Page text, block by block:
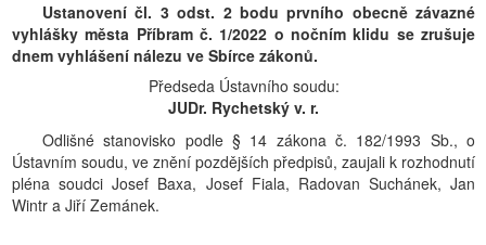
Ustanovení čl. 3 odst. 2 bodu prvního obecně závazné
vyhlášky města Příbram č. 1/2022 o nočním klidu se zrušuje
dnem vyhlášení nálezu ve Sbírce zákonů.
Předseda Ústavního soudu:
JUDr. Rychetský v. r.
Odlišné stanovisko podle § 14 zákona č. 182/1993 Sb., o
Ústavním soudu, ve znění pozdějších předpisů, zaujali k rozhodnutí
pléna soudci Josef Baxa, Josef Fiala, Radovan Suchánek, Jan
Wintr a Jiří Zemánek.